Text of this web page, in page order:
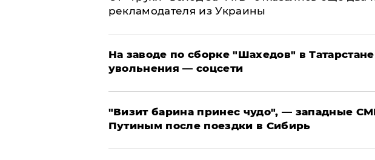
рекламодателя из Украины
На заводе по сборке "Шахедов" в
увольнения — соцсети
"Визит барина принес чудо", — западные
Путиным после поездки в Сибирь